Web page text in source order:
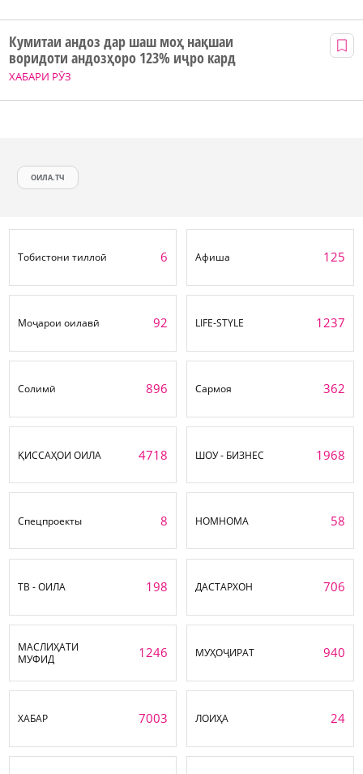
ХАБАРИ РӮЗ
Кумитаи андоз дар шаш моҳ нақшаи
воридоти андозҳоро 123% иҷро кард
ОИЛА.ТЧ
Тобистони тиллоӣ 6 Афиша 125
Моҷарои оилавӣ 92 LIFE-STYLE 1237
Солимӣ 896 Сармоя 362
ҚИССАҲОИ ОИЛА 4718 ШОУ - БИЗНЕС 1968
Спецпроекты 8 НОМНОМА 58
ТВ - ОИЛА 198 ДАСТАРХОН 706
МАСЛИҲАТИ
МУФИД
1246 МУҲОҶИРАТ 940
ХАБАР 7003 ЛОИҲА 24